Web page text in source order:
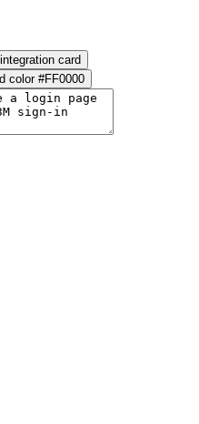
card
color #FF0000